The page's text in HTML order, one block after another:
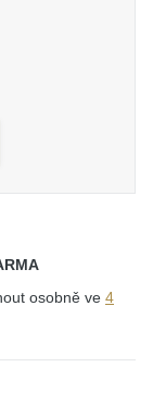
osobně ve 4